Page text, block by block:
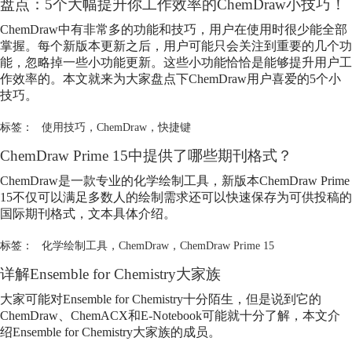
盘点：5个大幅提升你工作效率的ChemDraw小技巧！
ChemDraw中有非常多的功能和技巧，用户在使用时很少能全部
掌握。每个新版本更新之后，用户可能只会关注到重要的几个功
能，忽略掉一些小功能更新。这些小功能恰恰是能够提升用户工
作效率的。本文就来为大家盘点下ChemDraw用户喜爱的5个小
技巧。
标签： 使用技巧， ChemDraw，快捷键
ChemDraw Prime 15中提供了哪些期刊格式？
ChemDraw是一款专业的化学绘制工具，新版本ChemDraw Prime
15不仅可以满足多数人的绘制需求还可以快速保存为可供投稿的
国际期刊格式，文本具体介绍。
标签： 化学绘制工具， ChemDraw， ChemDraw Prime 15
详解Ensemble for Chemistry大家族
大家可能对Ensemble for Chemistry十分陌生，但是说到它的
ChemDraw 、ChemACX和E-Notebook可能就十分了解，本文介
绍Ensemble for Chemistry大家族的成员。